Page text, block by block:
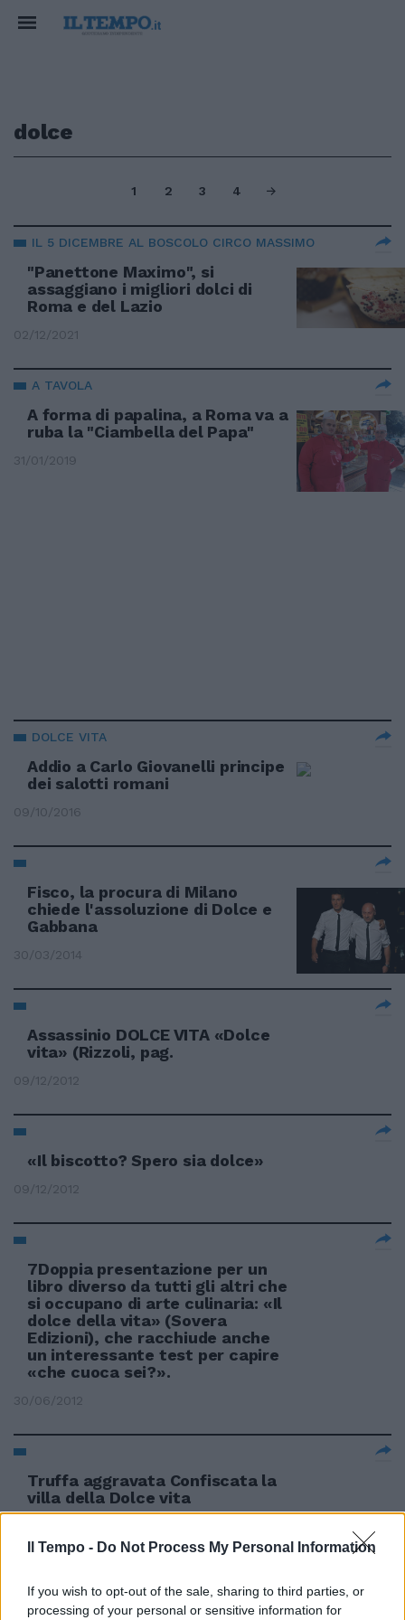
Il Tempo - Do Not Process My Personal Information
If you wish to opt-out of the sale, sharing to third parties, or
processing of your personal or sensitive information for
dolce
1 2 3 4
IL 5 DICEMBRE AL BOSCOLO CIRCO MASSIMO
"Panettone Maximo", si
assaggiano i migliori dolci di
Roma e del Lazio
02/12/2021
A TAVOLA
A forma di papalina, a Roma va a
ruba la "Ciambella del Papa"
31/01/2019
DOLCE VITA
Addio a Carlo Giovanelli principe
dei salotti romani
09/10/2016
Fisco, la procura di Milano
chiede l'assoluzione di Dolce e
Gabbana
30/03/2014
Assassinio DOLCE VITA «Dolce
vita» (Rizzoli, pag.
09/12/2012
«Il biscotto? Spero sia dolce»
09/12/2012
7Doppia presentazione per un
libro diverso da tutti gli altri che
si occupano di arte culinaria: «Il
dolce della vita» (Sovera
Edizioni), che racchiude anche
un interessante test per capire
«che cuoca sei?».
30/06/2012
Truffa aggravata Confiscata la
villa della Dolce vita
di Paolo Zappitelli Dolce e